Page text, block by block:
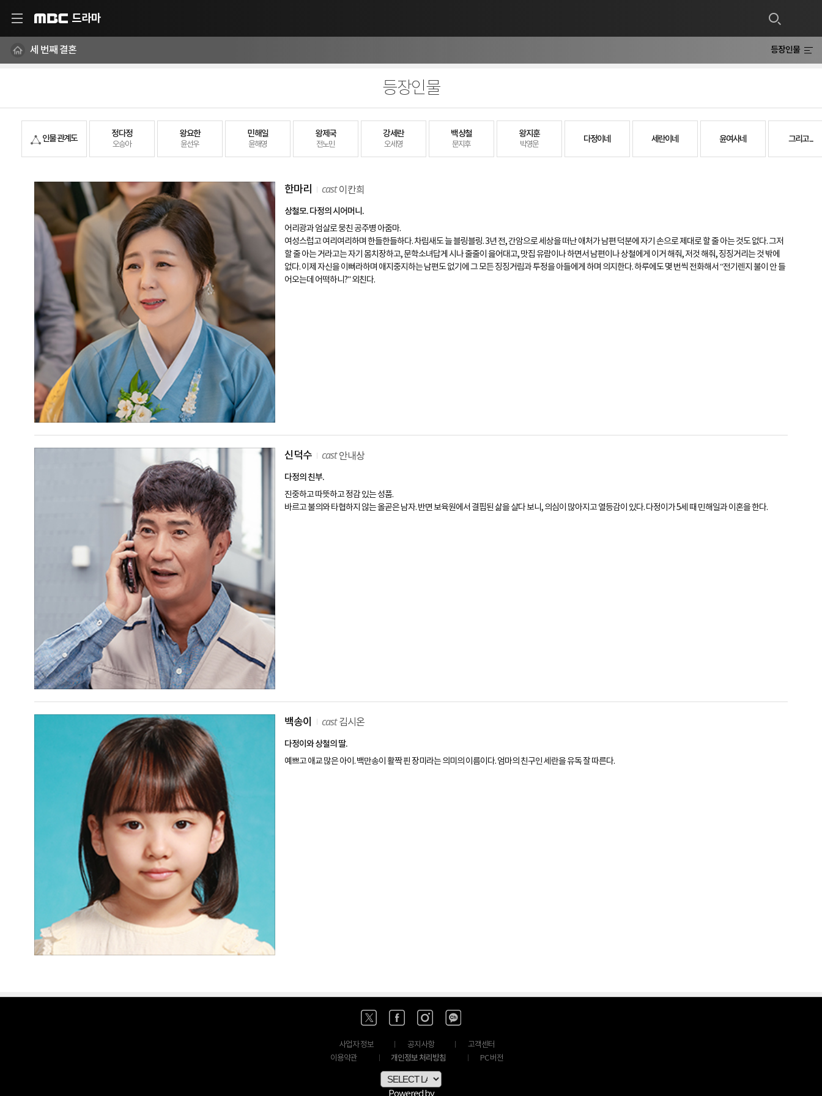
드라마
세 번째 결혼 등장인물
등장인물
인물 관계도 정다정
오승아
왕요한
윤선우
민해일
윤해영
왕제국
전노민
강세란
오세영
백상철
문지후
왕지훈
박영운
다정이네 세란이네 윤여사네 그리고...
한마리 cast 이칸희
상철모. 다정의 시어머니.
어리광과 엄살로 뭉친 공주병 아줌마.
여성스럽고 여리여리하며 한들한들하다. 차림새도 늘 블링블링. 3년 전, 간암으로 세상을 떠난 애처가 남편 덕분에 자기 손으로 제대로 할 줄 아는 것도 없다. 그저
할 줄 아는 거라고는 자기 몸치장하고, 문학소녀답게 시나 줄줄이 읊어대고, 맛집 유람이나 하면서 남편이나 상철에게 이거 해줘, 저것 해줘, 징징거리는 것 밖에
없다. 이제 자신을 이뻐라하며 애지중지하는 남편도 없기에 그 모든 징징거림과 투정을 아들에게 하며 의지한다. 하루에도 몇 번씩 전화해서 “전기렌지 불이 안 들
어오는데 어떡하니?” 외친다.
신덕수 cast 안내상
다정의 친부.
진중하고 따뜻하고 정감 있는 성품.
바르고 불의와 타협하지 않는 올곧은 남자. 반면 보육원에서 결핍된 삶을 살다 보니, 의심이 많아지고 열등감이 있다. 다정이가 5세 때 민해일과 이혼을 한다.
백송이 cast 김시온
다정이와 상철의 딸.
예쁘고 애교 많은 아이. 백만송이 활짝 핀 장미라는 의미의 이름이다. 엄마의 친구인 세란을 유독 잘 따른다.
사업자 정보 공지사항
고객센터
이용약관
개인정보 처리방침 PC 버전